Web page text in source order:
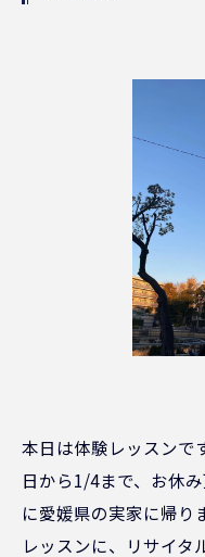
本日は体験レッスンで
日から1/4まで、お休
に愛媛県の実家に帰り
レッスンに、リサイタ